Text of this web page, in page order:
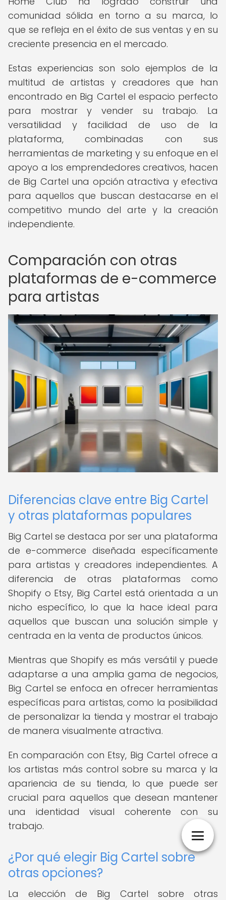
comunidad sólida en torno a su marca, lo
que se refleja en el éxito de sus ventas y en su
creciente presencia en el mercado.
Estas experiencias son solo ejemplos de la
multitud de artistas y creadores que han
encontrado en Big Cartel el espacio perfecto
para mostrar y vender su trabajo. La
versatilidad y facilidad de uso de la
plataforma, combinadas con sus
herramientas de marketing y su enfoque en el
apoyo a los emprendedores creativos, hacen
de Big Cartel una opción atractiva y efectiva
para aquellos que buscan destacarse en el
competitivo mundo del arte y la creación
independiente.
Comparación con otras
plataformas de e-commerce
para artistas
Diferencias clave entre Big Cartel
y otras plataformas populares
Big Cartel se destaca por ser una plataforma
de e-commerce diseñada específicamente
para artistas y creadores independientes. A
diferencia de otras plataformas como
Shopify o Etsy, Big Cartel está orientada a un
nicho específico, lo que la hace ideal para
aquellos que buscan una solución simple y
centrada en la venta de productos únicos.
Mientras que Shopify es más versátil y puede
adaptarse a una amplia gama de negocios,
Big Cartel se enfoca en ofrecer herramientas
específicas para artistas, como la posibilidad
de personalizar la tienda y mostrar el trabajo
de manera visualmente atractiva.
En comparación con Etsy, Big Cartel ofrece a
los artistas más control sobre su marca y la
apariencia de su tienda, lo que puede ser
crucial para aquellos que desean mantener
una identidad visual coherente con su
trabajo.
¿Por qué elegir Big Cartel sobre
otras opciones?
La elección de Big Cartel sobre otras